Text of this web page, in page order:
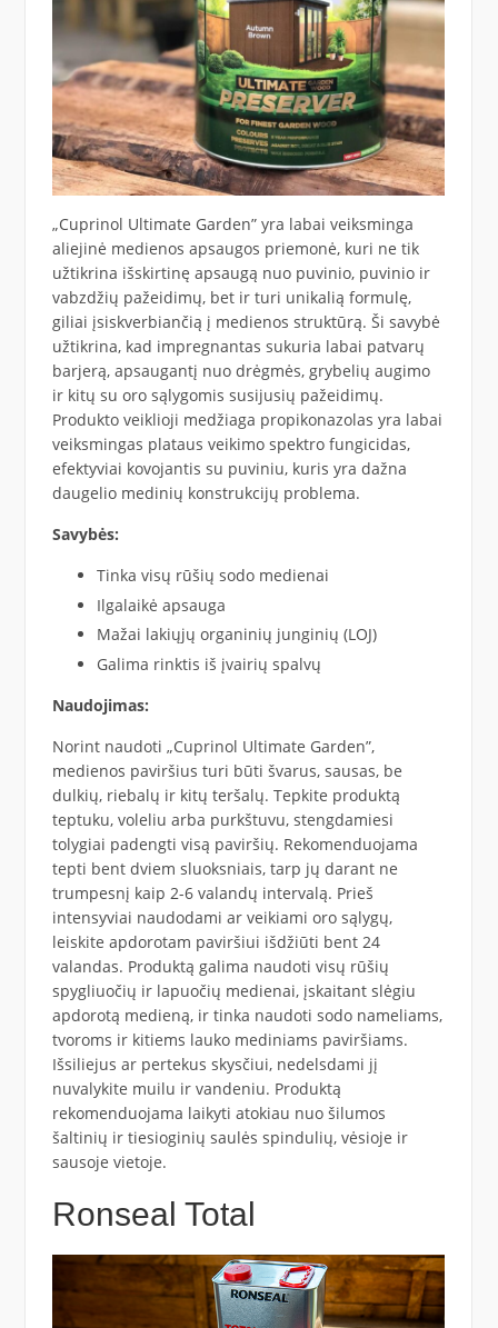
„Cuprinol Ultimate Garden” yra labai veiksminga
aliejinė medienos apsaugos priemonė, kuri ne tik
užtikrina išskirtinę apsaugą nuo puvinio, puvinio ir
vabzdžių pažeidimų, bet ir turi unikalią formulę,
giliai įsiskverbiančią į medienos struktūrą. Ši savybė
užtikrina, kad impregnantas sukuria labai patvarų
barjerą, apsaugantį nuo drėgmės, grybelių augimo
ir kitų su oro sąlygomis susijusių pažeidimų.
Produkto veiklioji medžiaga propikonazolas yra labai
veiksmingas plataus veikimo spektro fungicidas,
efektyviai kovojantis su puviniu, kuris yra dažna
daugelio medinių konstrukcijų problema.
Savybės:
Tinka visų rūšių sodo medienai
Ilgalaikė apsauga
Mažai lakiųjų organinių junginių (LOJ)
Galima rinktis iš įvairių spalvų
Naudojimas:
Norint naudoti „Cuprinol Ultimate Garden”,
medienos paviršius turi būti švarus, sausas, be
dulkių, riebalų ir kitų teršalų. Tepkite produktą
teptuku, voleliu arba purkštuvu, stengdamiesi
tolygiai padengti visą paviršių. Rekomenduojama
tepti bent dviem sluoksniais, tarp jų darant ne
trumpesnį kaip 2-6 valandų intervalą. Prieš
intensyviai naudodami ar veikiami oro sąlygų,
leiskite apdorotam paviršiui išdžiūti bent 24
valandas. Produktą galima naudoti visų rūšių
spygliuočių ir lapuočių medienai, įskaitant slėgiu
apdorotą medieną, ir tinka naudoti sodo nameliams,
tvoroms ir kitiems lauko mediniams paviršiams.
Išsiliejus ar pertekus skysčiui, nedelsdami jį
nuvalykite muilu ir vandeniu. Produktą
rekomenduojama laikyti atokiau nuo šilumos
šaltinių ir tiesioginių saulės spindulių, vėsioje ir
sausoje vietoje.
Ronseal Total